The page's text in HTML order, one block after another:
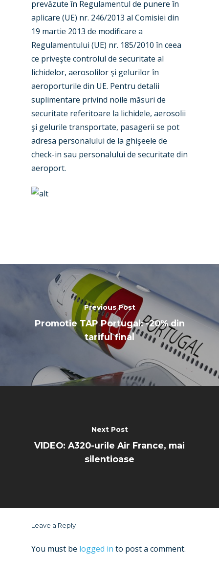
prevăzute în Regulamentul de punere în
aplicare (UE) nr. 246/2013 al Comisiei din
19 martie 2013 de modificare a
Regulamentului (UE) nr. 185/2010 în ceea
ce priveşte controlul de securitate al
lichidelor, aerosolilor şi gelurilor în
aeroporturile din UE. Pentru detalii
suplimentare privind noile măsuri de
securitate referitoare la lichidele, aerosolii
şi gelurile transportate, pasagerii se pot
adresa personalului de la ghişeele de
check-in sau personalului de securitate din
aeroport.
Previous Post
Promotie TAP Portugal: -20% din
tariful final
Next Post
VIDEO: A320-urile Air France, mai
silentioase
Leave a Reply
You must be logged in to post a comment.